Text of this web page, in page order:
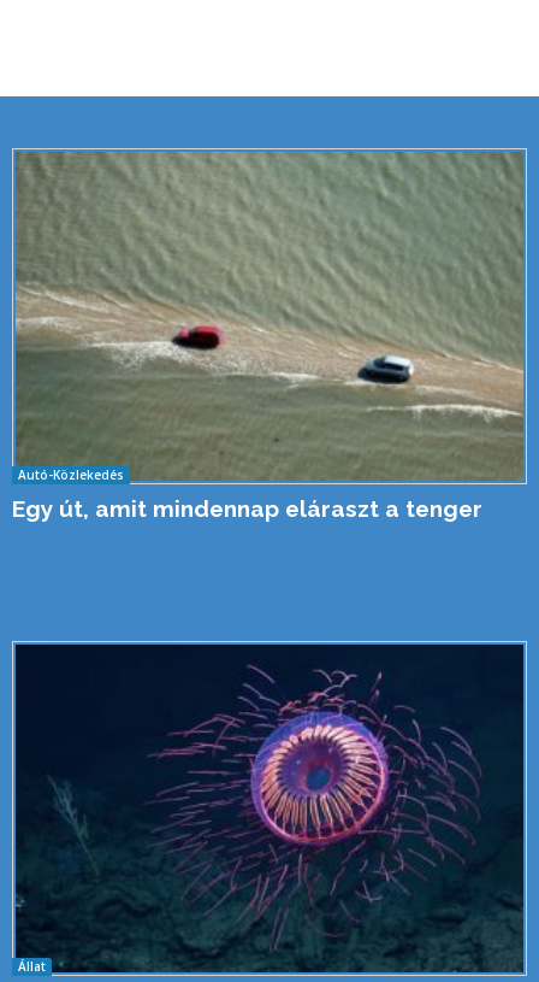
Autó-Közlekedés
Egy út, amit mindennap eláraszt a tenger
Állat